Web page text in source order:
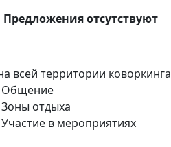
Предложения отсутствуют
всей территории коворкинга
Общение
Зоны отдыха
Участие в мероприятиях